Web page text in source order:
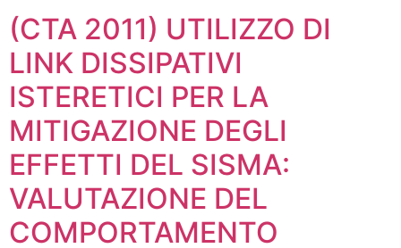
(CTA 2011) UTILIZZO DI
LINK DISSIPATIVI
ISTERETICI PER LA
MITIGAZIONE DEGLI
EFFETTI DEL SISMA:
VALUTAZIONE DEL
COMPORTAMENTO